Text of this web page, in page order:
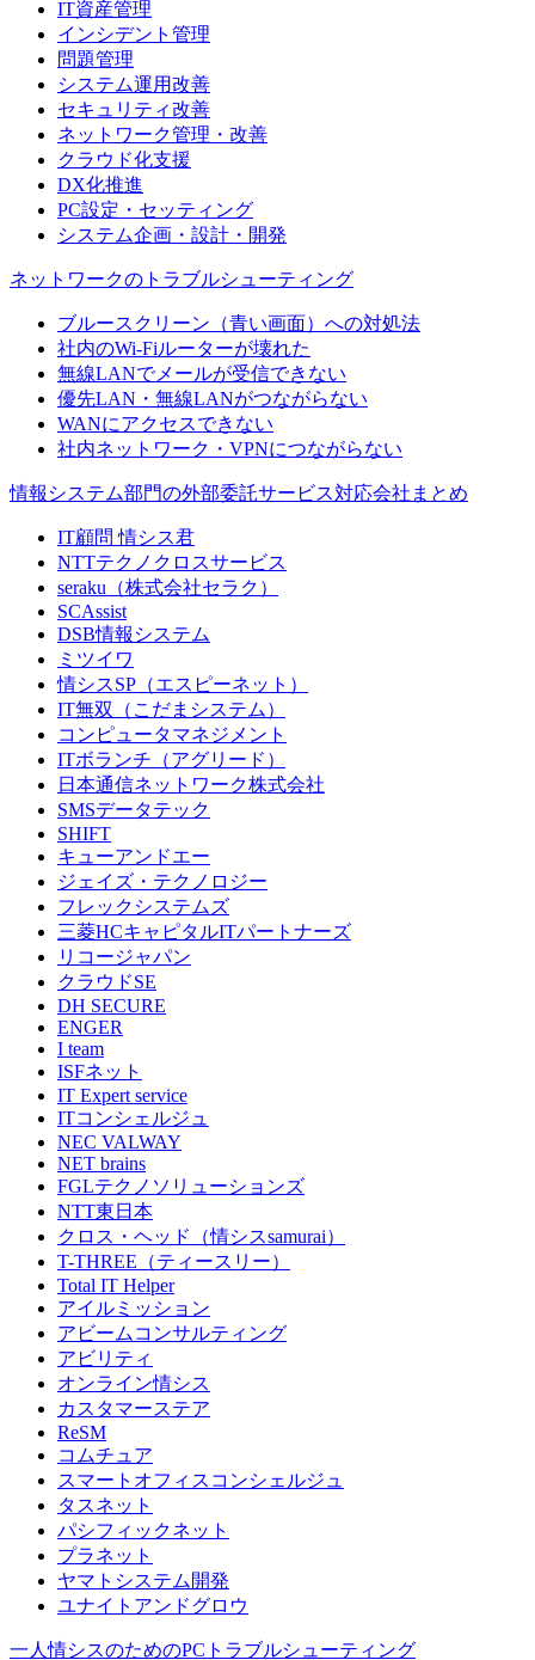
IT資産管理
インシデント管理
問題管理
システム運用改善
セキュリティ改善
ネットワーク管理・改善
クラウド化支援
DX化推進
PC設定・セッティング
システム企画・設計・開発
ネットワークのトラブルシューティング
ブルースクリーン（青い画面）への対処法
社内のWi-Fiルーターが壊れた
無線LANでメールが受信できない
優先LAN・無線LANがつながらない
WANにアクセスできない
社内ネットワーク・VPNにつながらない
情報システム部門の外部委託サービス対応会社まとめ
IT顧問 情シス君
NTTテクノクロスサービス
seraku（株式会社セラク）
SCAssist
DSB情報システム
ミツイワ
情シスSP（エスピーネット）
IT無双（こだまシステム）
コンピュータマネジメント
ITボランチ（アグリード）
日本通信ネットワーク株式会社
SMSデータテック
SHIFT
キューアンドエー
ジェイズ・テクノロジー
フレックシステムズ
三菱HCキャピタルITパートナーズ
リコージャパン
クラウドSE
DH SECURE
ENGER
I team
ISFネット
IT Expert service
ITコンシェルジュ
NEC VALWAY
NET brains
FGLテクノソリューションズ
NTT東日本
クロス・ヘッド（情シスsamurai）
T-THREE（ティースリー）
Total IT Helper
アイルミッション
アビームコンサルティング
アビリティ
オンライン情シス
カスタマーステア
ReSM
コムチュア
スマートオフィスコンシェルジュ
タスネット
パシフィックネット
プラネット
ヤマトシステム開発
ユナイトアンドグロウ
一人情シスのためのPCトラブルシューティング